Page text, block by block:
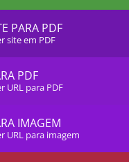
PARA PDF
site em PDF
PDF
URL para PDF
IMAGEM
URL para imagem